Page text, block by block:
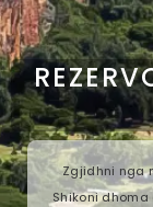
Zgjidhni nga
Shikoni